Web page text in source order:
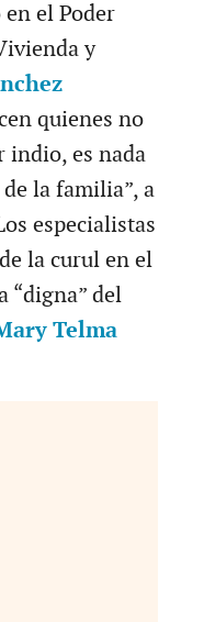
el Poder
y
quienes no
indio, es nada
la familia”, a
especialistas
la curul en el
“digna” del
Telma